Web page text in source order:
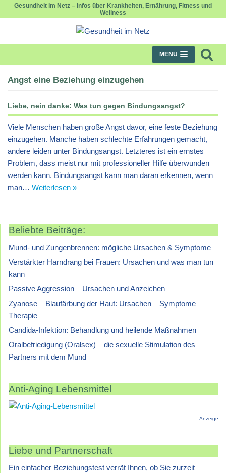
Gesundheit im Netz – Infos über Krankheiten, Ernährung, Fitness und
Wellness
MENÜ
Angst eine Beziehung einzugehen
Liebe, nein danke: Was tun gegen Bindungsangst?
Viele Menschen haben große Angst davor, eine feste Beziehung
einzugehen. Manche haben schlechte Erfahrungen gemacht,
andere leiden unter Bindungsangst. Letzteres ist ein ernstes
Problem, dass meist nur mit professioneller Hilfe überwunden
werden kann. Bindungsangst kann man daran erkennen, wenn
man… Weiterlesen »
Beliebte Beiträge:
Mund- und Zungenbrennen: mögliche Ursachen & Symptome
Verstärkter Harndrang bei Frauen: Ursachen und was man tun
kann
Passive Aggression – Ursachen und Anzeichen
Zyanose – Blaufärbung der Haut: Ursachen – Symptome –
Therapie
Candida-Infektion: Behandlung und heilende Maßnahmen
Oralbefriedigung (Oralsex) – die sexuelle Stimulation des
Partners mit dem Mund
Anti-Aging Lebensmittel
Anzeige
Liebe und Partnerschaft
Ein einfacher Beziehungstest verrät Ihnen, ob Sie zurzeit